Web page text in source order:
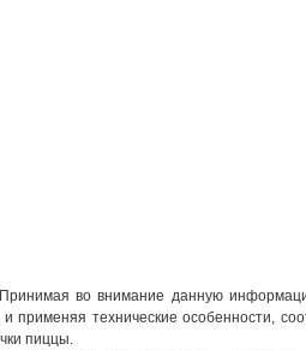
во внимание данную
технические особенности,
пиццы.